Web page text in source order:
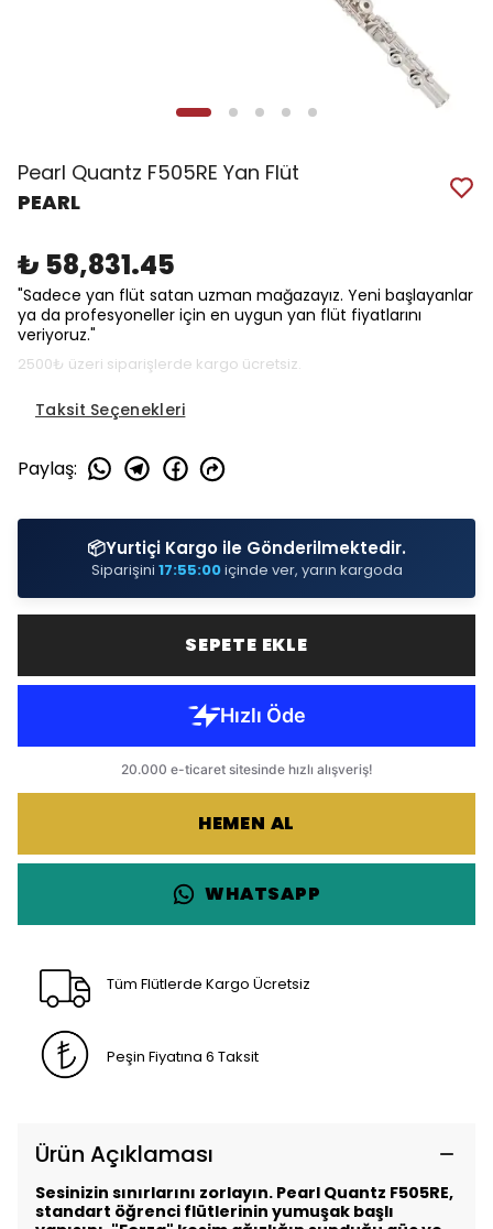
Pearl Quantz F505RE Yan Flüt
PEARL
₺ 58,831.45
"Sadece yan flüt satan uzman mağazayız. Yeni başlayanlar
ya da profesyoneller için en uygun yan flüt fiyatlarını
veriyoruz."
2500₺ üzeri siparişlerde kargo ücretsiz.
Taksit Seçenekleri
Paylaş:
📦Yurtiçi Kargo ile Gönderilmektedir.
Siparişini 17:54:59içinde ver, yarın kargoda
SEPETE EKLE
HEMEN AL
WHATSAPP
Tüm Flütlerde Kargo Ücretsiz
Peşin Fiyatına 6 Taksit
Ürün Açıklaması
Sesinizin sınırlarını zorlayın. Pearl Quantz F505RE,
standart öğrenci flütlerinin yumuşak başlı